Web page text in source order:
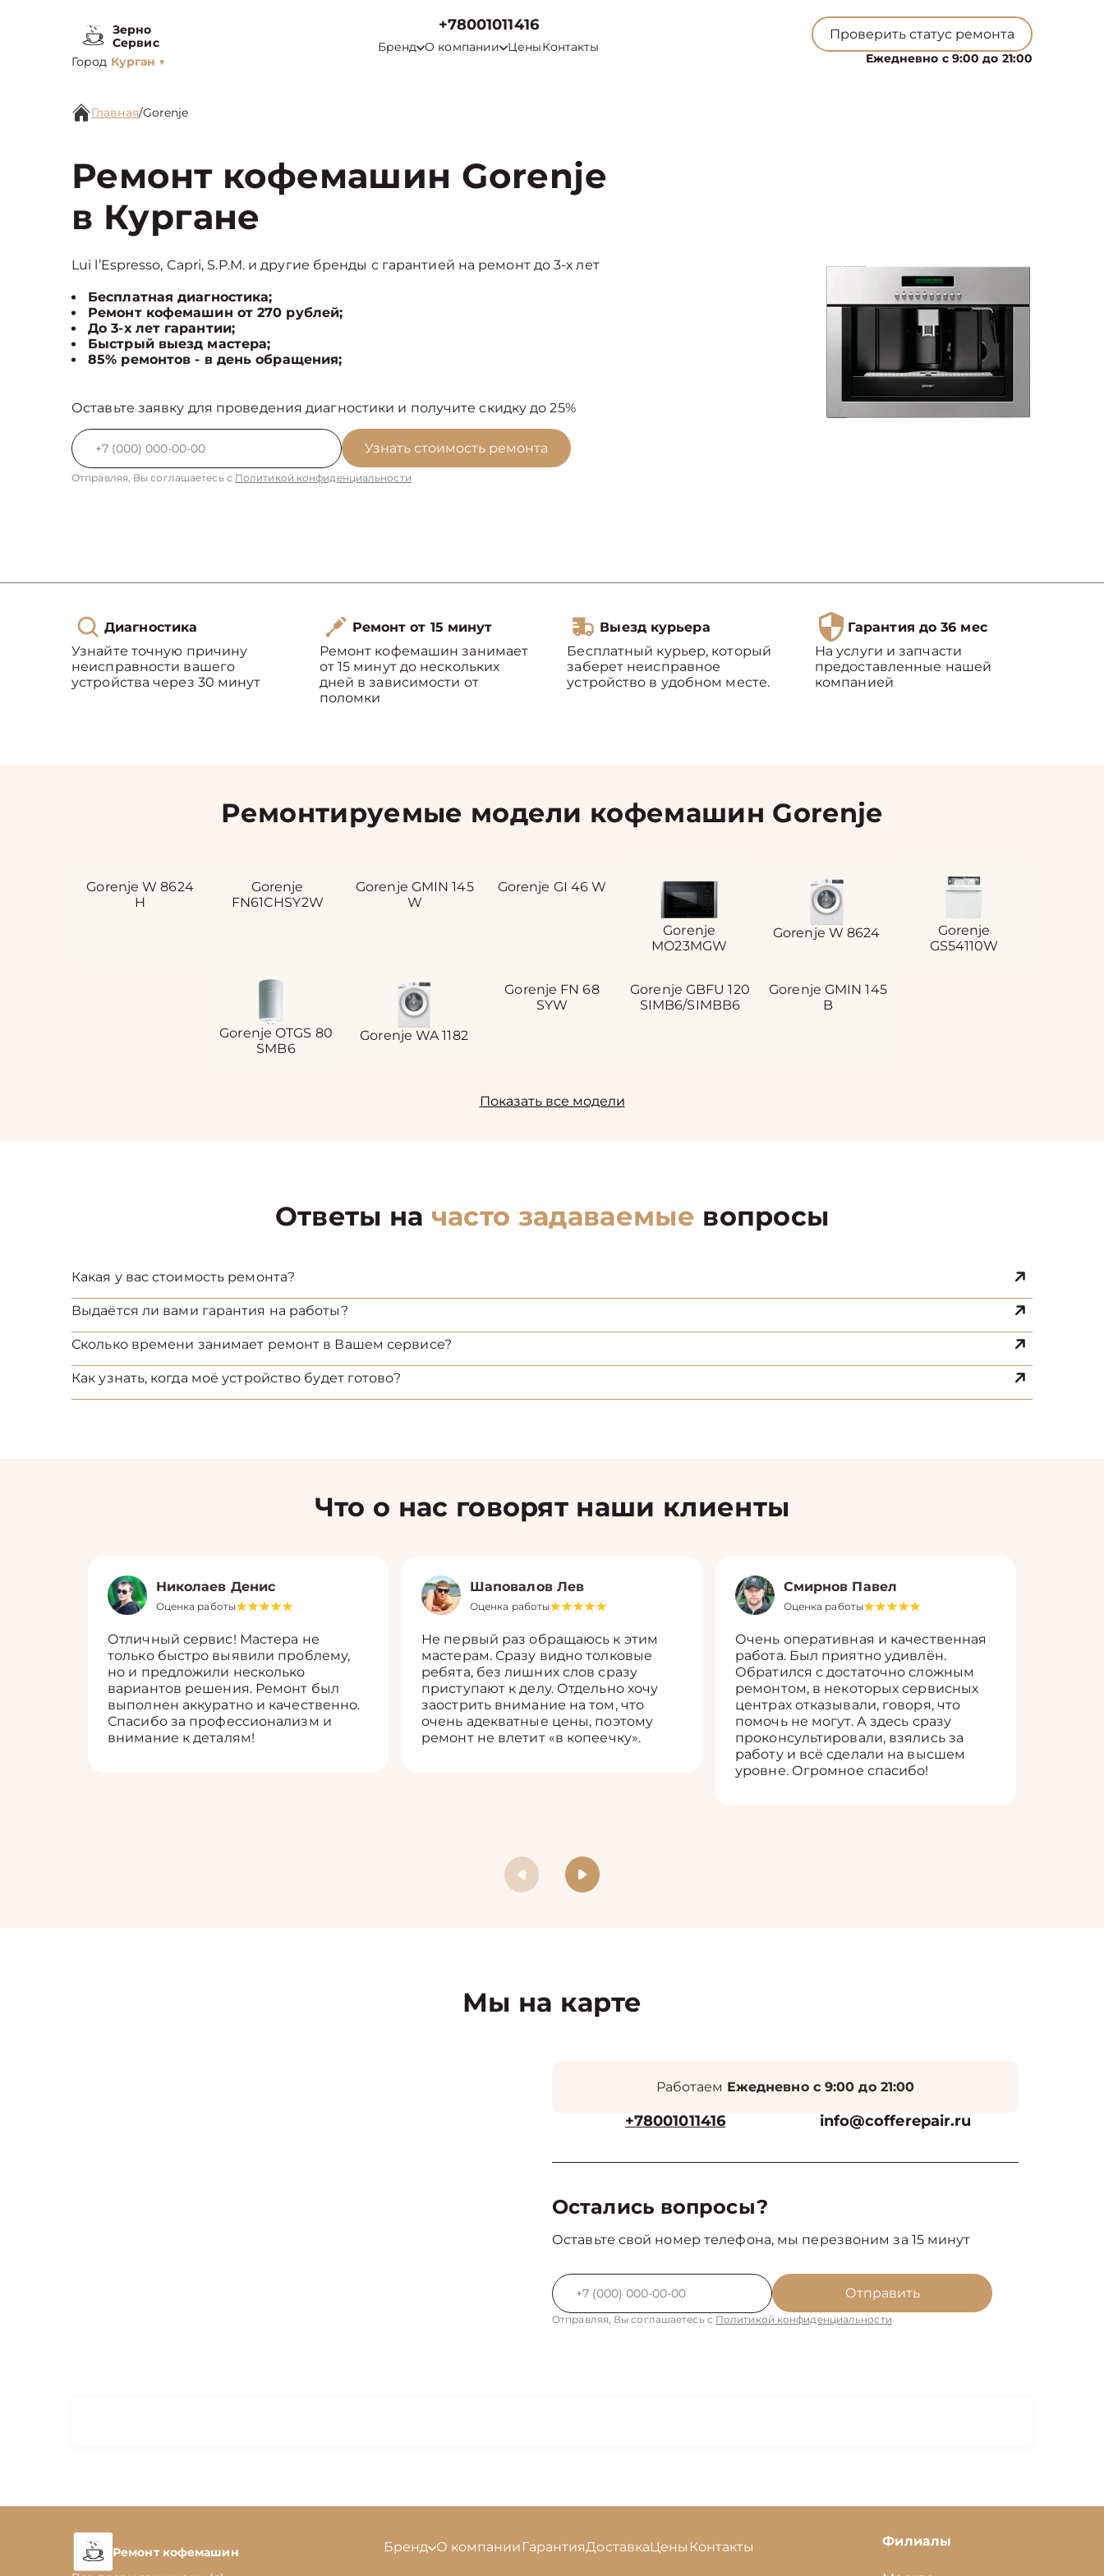
Зерно
Сервис
Город Курган ▼
+78001011416
Бренд О компании ЦеныКонтакты
Проверить статус ремонта
Ежедневно с 9:00 до 21:00
Главная/Gorenje
Ремонт кофемашин Gorenje
в Кургане
Lui l’Espresso, Capri, S.P.M. и другие бренды с гарантией на ремонт до 3-х лет
Бесплатная диагностика;
Ремонт кофемашин от 270 рублей;
До 3-х лет гарантии;
Быстрый выезд мастера;
85% ремонтов - в день обращения;
Оставьте заявку для проведения диагностики и получите скидку до 25%
Узнать стоимость ремонта
Отправляя, Вы соглашаетесь с Политикой конфиденциальности
Диагностика
Узнайте точную причину
неисправности вашего
устройства через 30 минут
Ремонт от 15 минут
Ремонт кофемашин занимает
от 15 минут до нескольких
дней в зависимости от
поломки
Выезд курьера
Бесплатный курьер, который
заберет неисправное
устройство в удобном месте.
Гарантия до 36 мес
На услуги и запчасти
предоставленные нашей
компанией
Ремонтируемые модели кофемашин Gorenje
Gorenje W 8624
H
Gorenje
FN61CHSY2W
Gorenje GMIN 145
W
Gorenje GI 46 W
Gorenje
MO23MGW
Gorenje W 8624
Gorenje
GS54110W
Gorenje OTGS 80
SMB6
Gorenje WA 1182
Gorenje FN 68
SYW
Gorenje GBFU 120
SIMB6/SIMBB6
Gorenje GMIN 145
B
Показать все модели
Ответы на часто задаваемые вопросы
Какая у вас стоимость ремонта?
Выдаётся ли вами гарантия на работы?
Сколько времени занимает ремонт в Вашем сервисе?
Как узнать, когда моё устройство будет готово?
Что о нас говорят наши клиенты
Николаев Денис
Оценка работы
Отличный сервис! Мастера не
только быстро выявили проблему,
но и предложили несколько
вариантов решения. Ремонт был
выполнен аккуратно и качественно.
Спасибо за профессионализм и
внимание к деталям!
Шаповалов Лев
Оценка работы
Не первый раз обращаюсь к этим
мастерам. Сразу видно толковые
ребята, без лишних слов сразу
приступают к делу. Отдельно хочу
заострить внимание на том, что
очень адекватные цены, поэтому
ремонт не влетит «в копеечку».
Смирнов Павел
Оценка работы
Очень оперативная и качественная
работа. Был приятно удивлён.
Обратился с достаточно сложным
ремонтом, в некоторых сервисных
центрах отказывали, говоря, что
помочь не могут. А здесь сразу
проконсультировали, взялись за
работу и всё сделали на высшем
уровне. Огромное спасибо!
Мы на карте
Работаем Ежедневно с 9:00 до 21:00
+78001011416 info@cofferepair.ru
Остались вопросы?
Оставьте свой номер телефона, мы перезвоним за 15 минут
Отправить
Отправляя, Вы соглашаетесь с Политикой конфиденциальности
Ремонт кофемашин
Бренд О компании ГарантияДоставкаЦены Контакты Филиалы